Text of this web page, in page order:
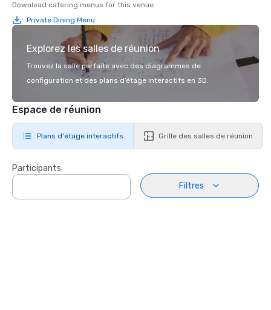
Download catering menus for this venue.
Private Dining Menu
Explorez les salles de réunion
Trouvez la salle parfaite avec des diagrammes de
configuration et des plans d’étage interactifs en 3D.
Espace de réunion
Plans d'étage interactifs Grille des salles de réunion
Participants
Filtres